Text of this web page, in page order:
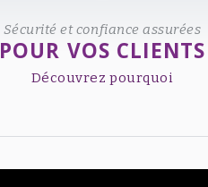
Sécurité et confiance assurées
POUR VOS CLIENTS
Découvrez pourquoi